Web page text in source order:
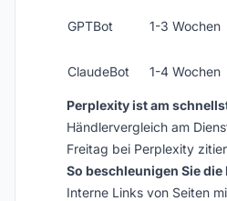
GPTBot 1-3 Wochen
ClaudeBot 1-4 Wochen
Perplexity ist am
Händlervergleich am
Freitag bei Perplexity
So beschleunigen Sie
Interne Links von Seiten